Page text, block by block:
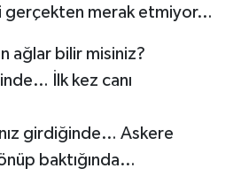
gerçekten merak etmiyor…
ağlar bilir misiniz?
İlk kez canı
girdiğinde… Askere
baktığında…